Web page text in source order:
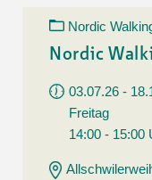
Nordic
Nordic
03.07.26 -
Freitag
14:00 - 15:00